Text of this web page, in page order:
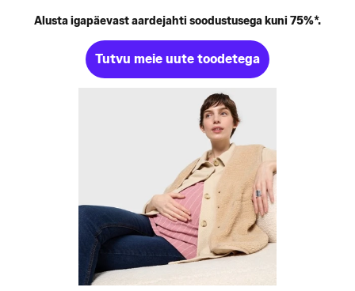
Alusta igapäevast aardejahti soodustusega kuni 75%*.
Tutvu meie uute toodetega